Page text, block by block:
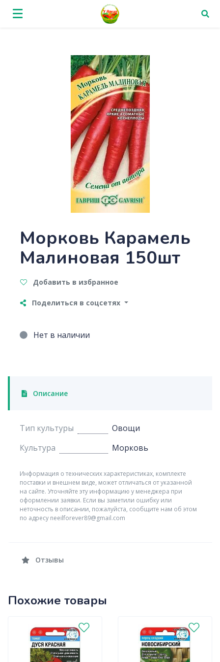
Морковь Карамель
Малиновая 150шт
Добавить в избранное
Поделиться в соцсетях
Нет в наличии
Описание
Тип культуры
Овощи
Культура
Морковь
Информация о технических характеристиках, комплекте
поставки и внешнем виде, может отличаться от указанной
на сайте. Уточняйте эту информацию у менеджера при
оформлении заявки. Если вы заметили ошибку или
неточность в описании, пожалуйста, сообщите нам об этом
по адресу neeilforever89@gmail.com
Отзывы
Похожие товары